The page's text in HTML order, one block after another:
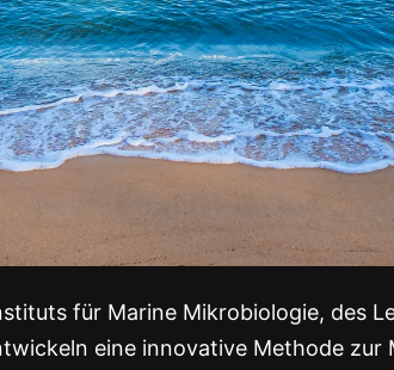
für Marine Mikrobiologie, des
eine innovative Methode zur